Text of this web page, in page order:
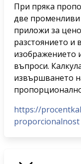
При пряка
две
приложи за
разстоянието и
изображението
въпроси.
извършването
https://
proporcionalnost